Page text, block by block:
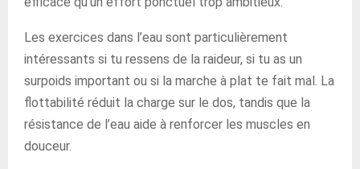
Les exercices dans l’eau sont particulièrement
intéressants si tu ressens de la raideur, si tu as un
surpoids important ou si la marche à plat te fait mal. La
flottabilité réduit la charge sur le dos, tandis que la
résistance de l’eau aide à renforcer les muscles en
douceur.